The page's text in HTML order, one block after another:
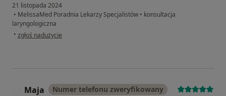
21 listopada 2024
• MelissaMed Poradnia Lekarzy Specjalistów • konsultacja
laryngologiczna
• w opinii użytkownika Karolina
zgłoś nadużycie
Maja Numer telefonu zweryfikowany